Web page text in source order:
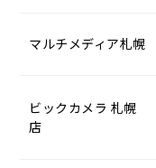
マルチメディア札幌
ビックカメラ 札幌
店